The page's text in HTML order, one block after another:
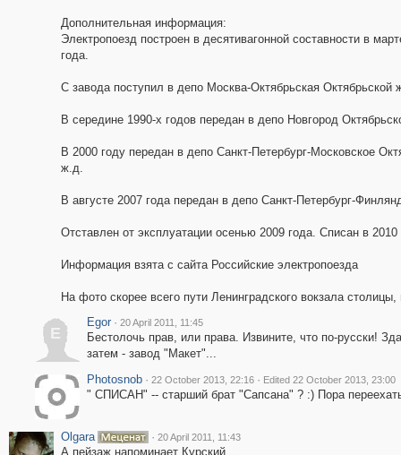
Дополнительная информация:
Электропоезд построен в десятивагонной составности в
года.
С завода поступил в депо Москва-Октябрьская Октябрьской
В середине 1990-х годов передан в депо Новгород
В 2000 году передан в депо Санкт-Петербург-Московское
ж.д.
В августе 2007 года передан в депо Санкт-Петербург-
Отставлен от эксплуатации осенью 2009 года. Списан в 2010
Информация взята с сайта Российские электропоезда
На фото скорее всего пути Ленинградского вокзала столицы,
E
Egor · 20 April 2011, 11:45
Бестолочь прав, или права. Извините, что по-русски!
затем - завод "Макет"...
Photosnob · 22 October 2013, 22:16 · Edited 22 October 2013, 23:00
" СПИСАН" -- старший брат "Сапсана" ? :) Пора
Olgara · 20 April 2011, 11:43
А пейзаж напоминает Курский...